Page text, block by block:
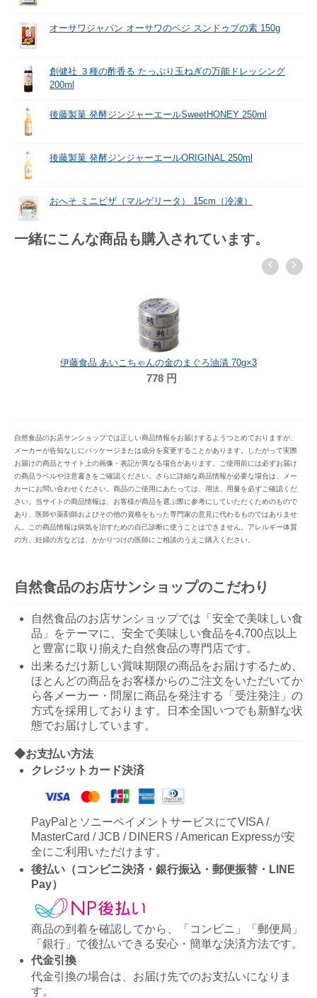
オーサワジャパン オーサワのベジ スンドゥブの素 150g
創健社 ３種の酢香る たっぷり玉ねぎの万能ドレッシング
200ml
後藤製菓 発酵ジンジャーエールSweetHONEY 250ml
後藤製菓 発酵ジンジャーエールORIGINAL 250ml
おへそ ミニピザ（マルゲリータ） 15cm（冷凍）
一緒にこんな商品も購入されています。
伊藤食品 あいこちゃんの金のまぐろ油漬 70g×3
778 円
自然食品のお店サンショップでは正しい商品情報をお届けするようつとめておりますが、
メーカーが告知なしにパッケージまたは成分を変更することがあります。したがって実際
お届けの商品とサイト上の画像・表記が異なる場合があります。ご使用前には必ずお届け
の商品ラベルや注意書きをご確認ください。さらに詳細な商品情報が必要な場合は、メー
カーにお問い合わせください。商品のご使用にあたっては、用法、用量を必ずご確認くだ
さい。当サイトの商品情報は、お客様が商品を選ぶ際に参考にしていただくためのもので
あり、医師や薬剤師およびその他の資格をもった専門家の意見に代わるものではありませ
ん。この商品情報は病気を治すための自己診断に使うことはできません。アレルギー体質
の方、妊婦の方などは、かかりつけの医師にご相談のうえご購入ください。
自然食品のお店サンショップのこだわり
自然食品のお店サンショップでは「安全で美味しい食
品」をテーマに、安全で美味しい食品を4,700点以上
と豊富に取り揃えた自然食品の専門店です。
出来るだけ新しい賞味期限の商品をお届けするため、
ほとんどの商品をお客様からのご注文をいただいてか
ら各メーカー・問屋に商品を発注する「受注発注」の
方式を採用しております。日本全国いつでも新鮮な状
態でお届けしています。
◆お支払い方法
クレジットカード決済
PayPalとソニーペイメントサービスにてVISA /
MasterCard / JCB / DINERS / American Expressが安
全にご利用いただけます。
後払い（コンビニ決済・銀行振込・郵便振替・LINE
Pay）
商品の到着を確認してから、「コンビニ」「郵便局」
「銀行」で後払いできる安心・簡単な決済方法です。
代金引換
代金引換の場合は、お届け先でのお支払いになりま
す。